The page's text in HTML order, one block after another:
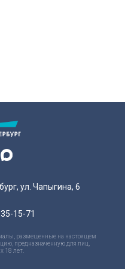
ул. Чапыгина, 6
15-71
размещенные на настоящем
предназначенную для лиц,
18 лет.